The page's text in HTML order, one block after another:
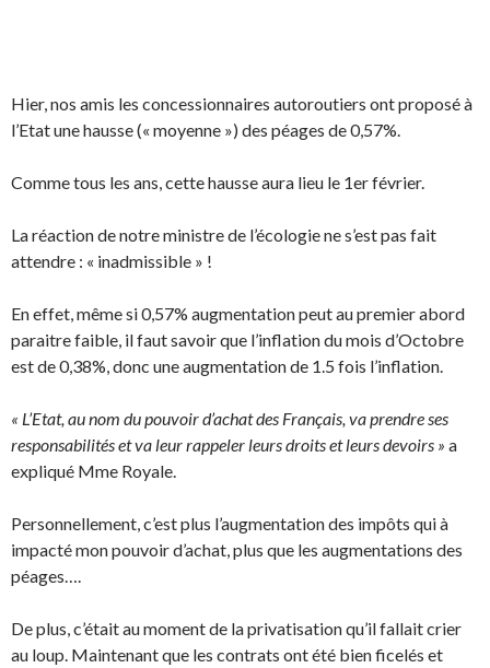
Hier, nos amis les concessionnaires autoroutiers ont proposé à
l’Etat une hausse (« moyenne ») des péages de 0,57%.
Comme tous les ans, cette hausse aura lieu le 1er février.
La réaction de notre ministre de l’écologie ne s’est pas fait
attendre : « inadmissible » !
En effet, même si 0,57% augmentation peut au premier abord
paraitre faible, il faut savoir que l’inflation du mois d’Octobre
est de 0,38%, donc une augmentation de 1.5 fois l’inflation.
« L’Etat, au nom du pouvoir d’achat des Français, va prendre ses
responsabilités et va leur rappeler leurs droits et leurs devoirs » a
expliqué Mme Royale.
Personnellement, c’est plus l’augmentation des impôts qui à
impacté mon pouvoir d’achat, plus que les augmentations des
péages….
De plus, c’était au moment de la privatisation qu’il fallait crier
au loup. Maintenant que les contrats ont été bien ficelés et